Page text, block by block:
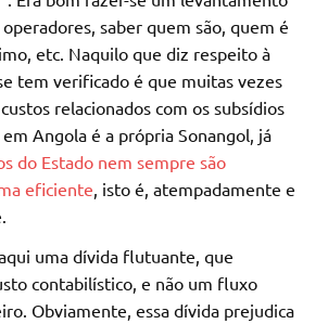
saber quem são, quem é
etc. Naquilo que diz respeito à
tem verificado é que muitas vezes
relacionados com os subsídios
Angola é a própria Sonangol, já
do Estado nem sempre são
eficiente , isto é, atempadamente e
uma dívida flutuante, que
contabilístico, e não um fluxo
Obviamente, essa dívida prejudica